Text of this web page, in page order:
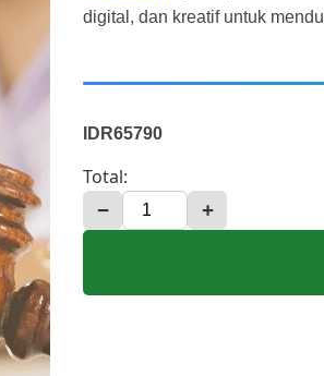
digital, dan kreatif untuk
IDR65790
Total:
− +